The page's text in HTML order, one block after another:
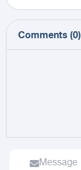
Comments (0)
Message